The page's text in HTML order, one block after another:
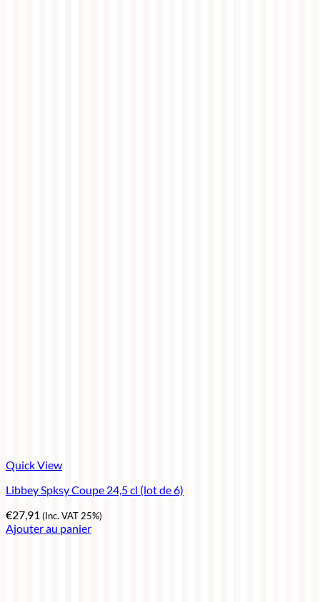
Quick View
Libbey Spksy Coupe 24,5 cl (lot de 6)
€27,91 (Inc. VAT 25%)
Ajouter au panier